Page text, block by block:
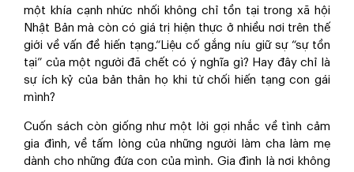
một khía cạnh nhức nhối không chỉ tồn tại trong xã hội
Nhật Bản mà còn có giá trị hiện thực ở nhiều nơi trên thế
giới về vấn đề hiến tạng.“Liệu cố gắng níu giữ sự “sự tồn
tại” của một người đã chết có ý nghĩa gì? Hay đây chỉ là
sự ích kỷ của bản thân họ khi từ chối hiến tạng con gái
mình?
Cuốn sách còn giống như một lời gợi nhắc về tình cảm
gia đình, về tấm lòng của những người làm cha làm mẹ
dành cho những đứa con của mình. Gia đình là nơi không